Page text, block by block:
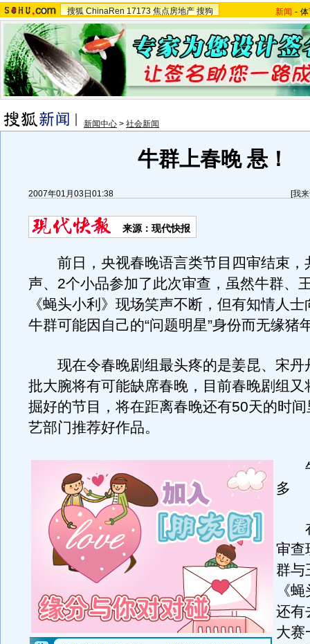
搜狐 ChinaRen 17173 焦点房地产 搜狗 新闻 -
新闻中心 > 社会新闻
牛群上春晚 悬！
2007年01月03日01:38 [我
来源：现代快报
前日，央视春晚语言类节目四审结束，
声、2个小品参加了此次审查，虽然牛群、
《蝇头小利》现场笑声不断，但有知情人
牛群可能因自己的“问题明星”身份而无缘猪
现在令春晚剧组最头疼的是姜昆、宋丹
批大腕将有可能缺席春晚，目前春晚剧组又
掘好的节目，将在距离春晚还有50天的时
艺部门推荐好作品。
牛
多
在
审查
群与
《
还有
大赛